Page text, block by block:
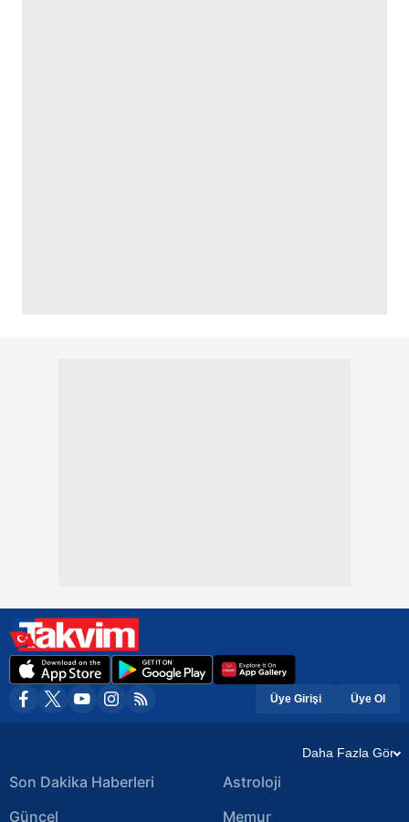
Üye Girişi Üye Ol
Daha Fazla Gör
Son Dakika Haberleri
Güncel
Astroloji
Memur